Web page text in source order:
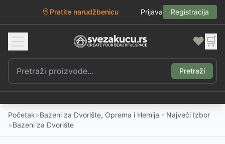
Pratite narudžbenicu Prijava Registracija
❤️ 🛒
Pretraži
Početak>Bazeni za Dvorište, Oprema i Hemija - Najveći Izbor
>Bazeni za Dvorište